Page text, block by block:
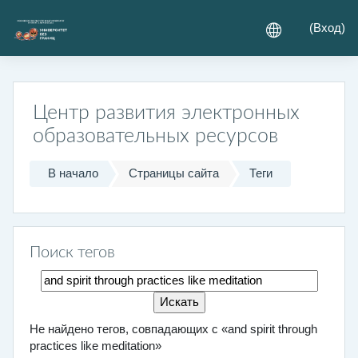
(Вход)
Центр развития электронных
образовательных ресурсов
В начало Страницы сайта Теги
Поиск тегов
Поиск тегов
Не найдено тегов, совпадающих с «and spirit through
practices like meditation»